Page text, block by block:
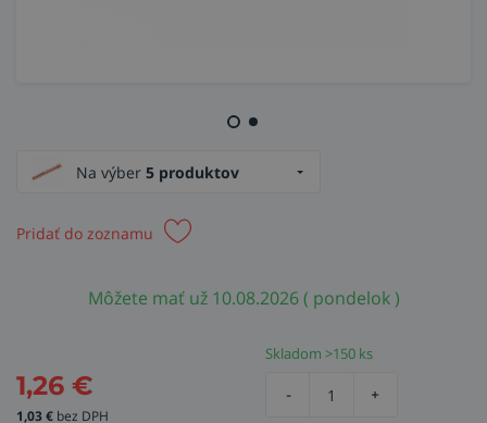
Na výber 5 produktov
Pridať do zoznamu
Môžete mať už 10.08.2026 ( pondelok )
1,26 €
1,03€ bez DPH
Skladom >150 ks
- +